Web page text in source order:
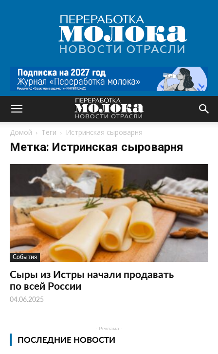
Переработка
молока
|
Новости
Домой Теги Истринская сыроварня
Метка: Истринская сыроварня
События
Сыры из Истры начали продавать
по всей России
04.06.2025
- Реклама -
ПОСЛЕДНИЕ НОВОСТИ